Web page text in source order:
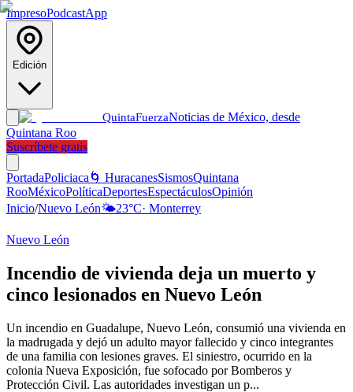
ImpresoPodcastApp
Edición
QuintaFuerzaNoticias de México, desde
Quintana Roo
Suscríbete gratis
PortadaPoliciaca 🌀 HuracanesSismosQuintana
RooMéxicoPolíticaDeportesEspectáculosOpinión
Inicio/Nuevo León🌤️23°C· Monterrey
Nuevo León
Incendio de vivienda deja un muerto y
cinco lesionados en Nuevo León
Un incendio en Guadalupe, Nuevo León, consumió una vivienda en
la madrugada y dejó un adulto mayor fallecido y cinco integrantes
de una familia con lesiones graves. El siniestro, ocurrido en la
colonia Nueva Exposición, fue sofocado por Bomberos y
Protección Civil. Las autoridades investigan un p...